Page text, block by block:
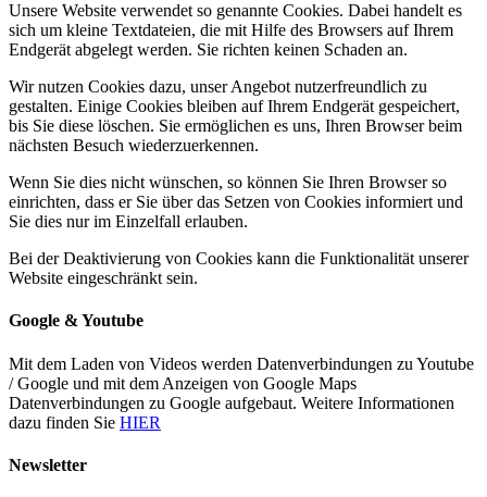
Unsere Website verwendet so genannte Cookies. Dabei handelt es
sich um kleine Textdateien, die mit Hilfe des Browsers auf Ihrem
Endgerät abgelegt werden. Sie richten keinen Schaden an.
Wir nutzen Cookies dazu, unser Angebot nutzerfreundlich zu
gestalten. Einige Cookies bleiben auf Ihrem Endgerät gespeichert,
bis Sie diese löschen. Sie ermöglichen es uns, Ihren Browser beim
nächsten Besuch wiederzuerkennen.
Wenn Sie dies nicht wünschen, so können Sie Ihren Browser so
einrichten, dass er Sie über das Setzen von Cookies informiert und
Sie dies nur im Einzelfall erlauben.
Bei der Deaktivierung von Cookies kann die Funktionalität unserer
Website eingeschränkt sein.
Google & Youtube
Mit dem Laden von Videos werden Datenverbindungen zu Youtube
/ Google und mit dem Anzeigen von Google Maps
Datenverbindungen zu Google aufgebaut. Weitere Informationen
dazu finden Sie HIER
Newsletter